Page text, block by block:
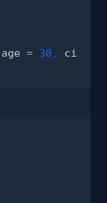
age = 30 ,
ci